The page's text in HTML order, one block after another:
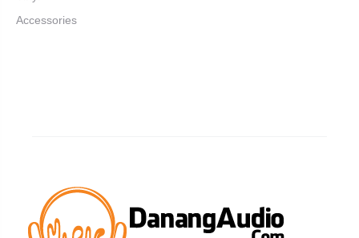
Accessories